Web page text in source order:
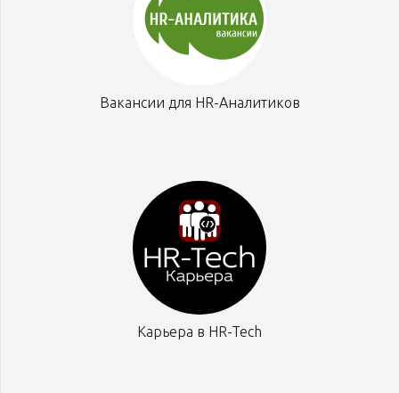
Вакансии для HR-Аналитиков
Карьера в HR-Tech